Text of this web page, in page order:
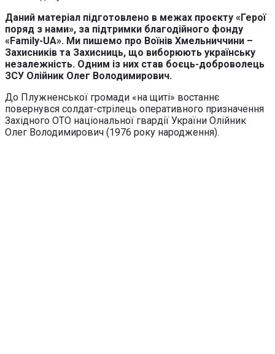
Даний матеріал підготовлено в межах проєкту «Герої
поряд з нами», за підтримки благодійного фонду
«Family-UA». Ми пишемо про Воїнів Хмельниччини –
Захисників та Захисниць, що виборюють українську
незалежність. Одним із них став боєць-доброволець
ЗСУ Олійник Олег Володимирович.
До Плужненської громади «на щиті» востаннє
повернувся солдат-стрілець оперативного призначення
Західного ОТО національної гвардії України Олійник
Олег Володимирович (1976 року народження).